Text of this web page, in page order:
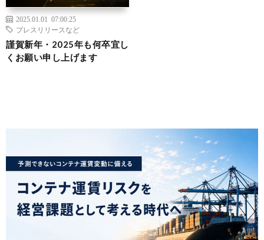
2025.01.01 07:00:25
プレスリリースなど
謹賀新年・2025年も何卒宜し
くお願い申し上げます